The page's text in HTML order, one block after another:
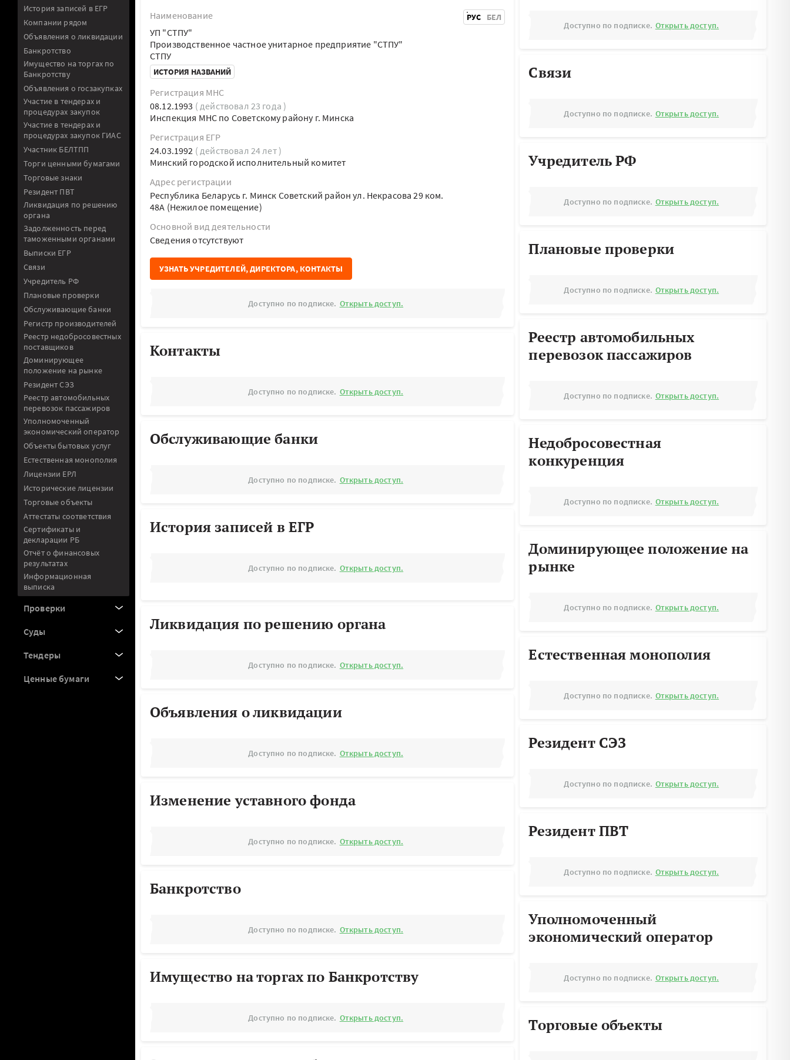
История записей в ЕГР
Компании рядом
Объявления о ликвидации
Банкротство
Имущество на торгах по
Банкротству
Объявления о госзакупках
Участие в тендерах и
процедурах закупок
Участие в тендерах и
процедурах закупок ГИАС
Участник БЕЛТПП
Торги ценными бумагами
Торговые знаки
Резидент ПВТ
Ликвидация по решению
органа
Задолженность перед
таможенными органами
Выписки ЕГР
Связи
Учредитель РФ
Плановые проверки
Обслуживающие банки
Регистр производителей
Реестр недобросовестных
поставщиков
Доминирующее
положение на рынке
Резидент СЭЗ
Реестр автомобильных
перевозок пассажиров
Уполномоченный
экономический оператор
Объекты бытовых услуг
Естественная монополия
Лицензии ЕРЛ
Исторические лицензии
Торговые объекты
Аттестаты соответствия
Сертификаты и
декларации РБ
Отчёт о финансовых
результатах
Информационная
выписка
Проверки
Суды
Тендеры
Ценные бумаги
Наименование
РУС БЕЛ
УП "СТПУ"
Производственное частное унитарное предприятие "СТПУ"
СТПУ
ИСТОРИЯ НАЗВАНИЙ
Регистрация МНС
08.12.1993 ( действовал 23 года )
Инспекция МНС по Советскому району г. Минска
Регистрация ЕГР
24.03.1992 ( действовал 24 лет )
Минский городской исполнительный комитет
Адрес регистрации
Республика Беларусь г. Минск Советский район ул. Некрасова 29 ком.
48А (Нежилое помещение)
Основной вид деятельности
Cведения отсутствуют
УЗНАТЬ УЧРЕДИТЕЛЕЙ, ДИРЕКТОРА, КОНТАКТЫ
Доступно по подписке. Открыть доступ.
Контакты
Доступно по подписке. Открыть доступ.
Обслуживающие банки
Доступно по подписке. Открыть доступ.
История записей в ЕГР
Доступно по подписке. Открыть доступ.
Ликвидация по решению органа
Доступно по подписке. Открыть доступ.
Объявления о ликвидации
Доступно по подписке. Открыть доступ.
Изменение уставного фонда
Доступно по подписке. Открыть доступ.
Банкротство
Доступно по подписке. Открыть доступ.
Имущество на торгах по Банкротству
Доступно по подписке. Открыть доступ.
Доступно по подписке. Открыть доступ.
Связи
Доступно по подписке. Открыть доступ.
Учредитель РФ
Доступно по подписке. Открыть доступ.
Плановые проверки
Доступно по подписке. Открыть доступ.
Реестр автомобильных
перевозок пассажиров
Доступно по подписке. Открыть доступ.
Недобросовестная
конкуренция
Доступно по подписке. Открыть доступ.
Доминирующее положение на
рынке
Доступно по подписке. Открыть доступ.
Естественная монополия
Доступно по подписке. Открыть доступ.
Резидент СЭЗ
Доступно по подписке. Открыть доступ.
Резидент ПВТ
Доступно по подписке. Открыть доступ.
Уполномоченный
экономический оператор
Доступно по подписке. Открыть доступ.
Торговые объекты